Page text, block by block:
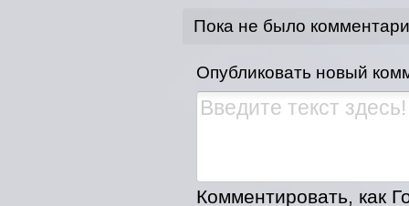
Пока не было
Опубликовать новый
Комментировать, как